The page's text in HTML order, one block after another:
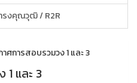
รงคุณวุฒิ / R2R
ศการสอบรวมวง 1 และ 3
1 และ 3